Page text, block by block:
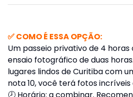
✅ COMO É ESSA OPÇÃO:
Um passeio privativo de 4 horas
ensaio fotográfico de duas
lugares lindos de Curitiba com
nota 10, você terá fotos